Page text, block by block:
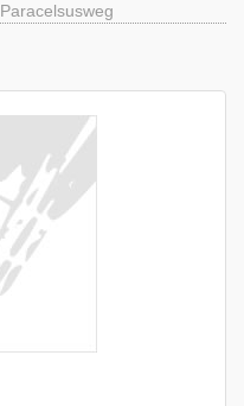
Paracelsusweg